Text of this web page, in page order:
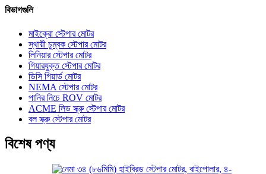
বিভাগগুলি
মাইক্রো স্টেপার মোটর
স্থায়ী চুম্বক স্টেপার মোটর
লিনিয়ার স্টেপার মোটর
গিয়ারযুক্ত স্টেপার মোটর
ডিসি গিয়ার্ড মোটর
NEMA স্টেপার মোটর
পানির নিচে ROV মোটর
ACME লিড স্ক্রু স্টেপার মোটর
বল স্ক্রু স্টেপার মোটর
বিশেষ পণ্য